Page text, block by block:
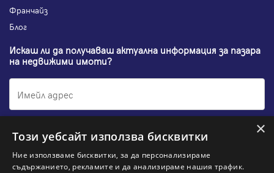
Франчайз
Блог
Искаш ли да получаваш актуална информация за пазара
на недвижими имоти?
Абонирам се ×
Този уебсайт използва бисквитки
Ние използваме бисквитки, за да персонализираме
съдържанието, рекламите и да анализираме нашия трафик.